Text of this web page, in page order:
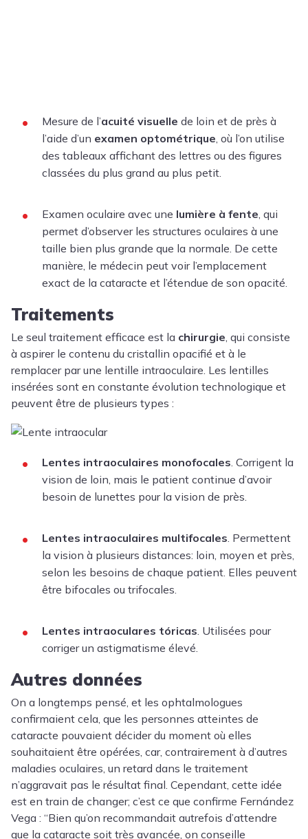
Mesure de l’acuité visuelle de loin et de près à
l’aide d’un examen optométrique, où l’on utilise
des tableaux affichant des lettres ou des figures
classées du plus grand au plus petit.
Examen oculaire avec une lumière à fente, qui
permet d’observer les structures oculaires à une
taille bien plus grande que la normale. De cette
manière, le médecin peut voir l’emplacement
exact de la cataracte et l’étendue de son opacité.
Traitements
Le seul traitement efficace est la chirurgie, qui consiste
à aspirer le contenu du cristallin opacifié et à le
remplacer par une lentille intraoculaire. Les lentilles
insérées sont en constante évolution technologique et
peuvent être de plusieurs types :
Lentes intraoculaires monofocales. Corrigent la
vision de loin, mais le patient continue d’avoir
besoin de lunettes pour la vision de près.
Lentes intraoculaires multifocales. Permettent
la vision à plusieurs distances: loin, moyen et près,
selon les besoins de chaque patient. Elles peuvent
être bifocales ou trifocales.
Lentes intraoculares tóricas. Utilisées pour
corriger un astigmatisme élevé.
Autres données
On a longtemps pensé, et les ophtalmologues
confirmaient cela, que les personnes atteintes de
cataracte pouvaient décider du moment où elles
souhaitaient être opérées, car, contrairement à d’autres
maladies oculaires, un retard dans le traitement
n’aggravait pas le résultat final. Cependant, cette idée
est en train de changer; c’est ce que confirme Fernández
Vega : “Bien qu’on recommandait autrefois d’attendre
que la cataracte soit très avancée, on conseille